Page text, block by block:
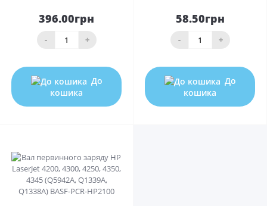
396.00грн
- +
До
кошика
58.50грн
- +
До
кошика